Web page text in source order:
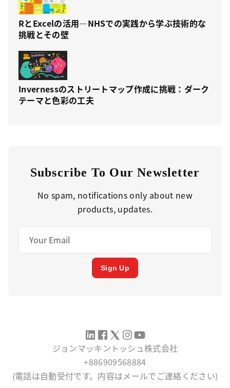
RとExcelの活用—NHSでの実践から学ぶ技術的な
挑戦とその壁
Invernessのストリートマップ作成に挑戦：ダーク
テーマと色彩の工夫
Subscribe To Our Newsletter
No spam, notifications only about new
products, updates.
Sign Up
ジョンマッキントッシュ株式会社
+886909568884
(電話は自動受付です。内容はメールでご連絡ください)